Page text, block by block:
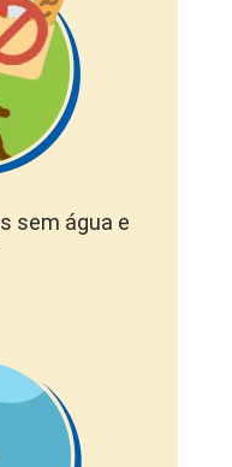
sem água e